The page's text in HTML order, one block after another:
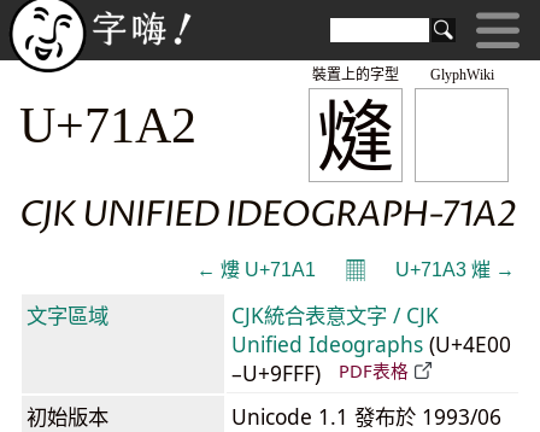
GlyphWiki
熢
裝置上的字型
U+71A2
CJK UNIFIED IDEOGRAPH-71A2
← 熡 U+71A1 𝄜 U+71A3 熣 →
文字區域
CJK統合表意文字 / CJK
Unified Ideographs (U+4E00
–U+9FFF)
PDF表格
初始版本
Unicode 1.1 發布於 1993/06